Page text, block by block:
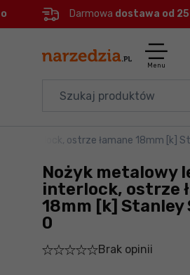
Menu główne
Informacje o
Do koszyka
Szczegółowe
Darmowa dostawa od
Menu
Elektronarzędzia
Akcesoria
BHP
Branże
interlock, ostrze łamane 18mm [k]
Nożyk metalowy
interlock, ostrze
18mm [k] Stanley
0
Brak opinii